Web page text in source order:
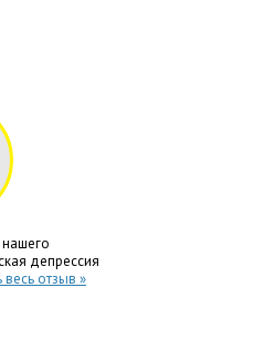
депрессия
весь отзыв »